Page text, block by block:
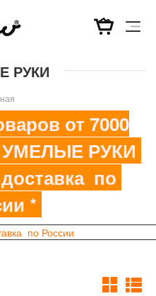
РУКИ
от 7000
УМЕЛЫЕ РУКИ
по
*
по России